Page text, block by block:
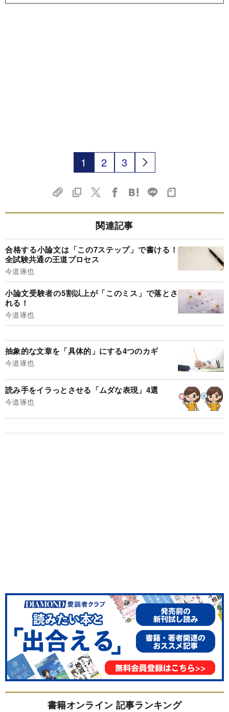
1 2 3
関連記事
合格する小論文は「この7ステップ」で書ける！
全試験共通の王道プロセス
今道琢也
小論文受験者の5割以上が「このミス」で落とさ
れる！
今道琢也
抽象的な文章を「具体的」にする4つのカギ
今道琢也
読み手をイラっとさせる「ムダな表現」4選
今道琢也
書籍オンライン 記事ランキング